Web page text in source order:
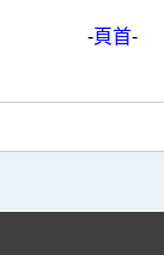
-頁首-